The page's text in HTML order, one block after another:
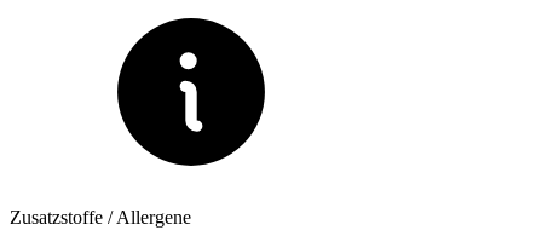
Zusatzstoffe / Allergene